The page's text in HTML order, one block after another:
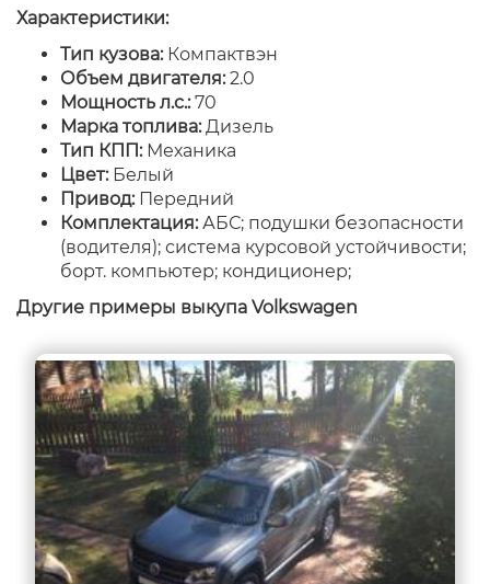
Характеристики:
Тип кузова:Компактвэн
Объем двигателя:2.0
Мощность л.с.:70
Марка топлива:Дизель
Тип КПП:Механика
Цвет:Белый
Привод:Передний
Комплектация:АБС; подушки безопасности
(водителя); система курсовой устойчивости;
борт. компьютер; кондиционер;
Другие примеры выкупа Volkswagen